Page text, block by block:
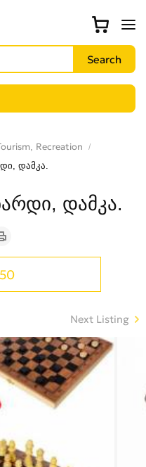
Recreation
დამკა.
დამკა.
Next Listing